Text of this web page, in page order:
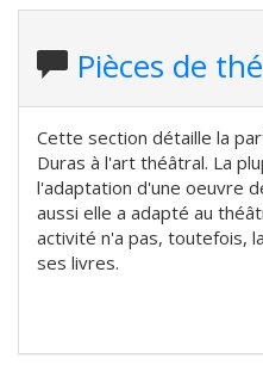
Pièces de
Cette section détaille la
Duras à l'art théâtral. La
l'adaptation d'une oeuvre
aussi elle a adapté au
activité n'a pas, toutefois,
ses livres.